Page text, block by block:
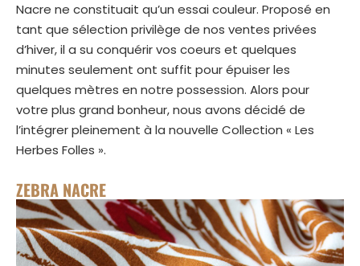
Nacre ne constituait qu’un essai couleur. Proposé en
tant que sélection privilège de nos ventes privées
d’hiver, il a su conquérir vos coeurs et quelques
minutes seulement ont suffit pour épuiser les
quelques mètres en notre possession. Alors pour
votre plus grand bonheur, nous avons décidé de
l’intégrer pleinement à la nouvelle Collection « Les
Herbes Folles ».
ZEBRA NACRE